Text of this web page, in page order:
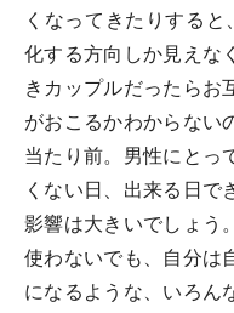
くなってきたりする
化する方向しか見えな
きカップルだったらお
がおこるかわからない
当たり前。男性にとっ
くない日、出来る日で
影響は大きいでしょう
使わないでも、自分は
になるような、いろん